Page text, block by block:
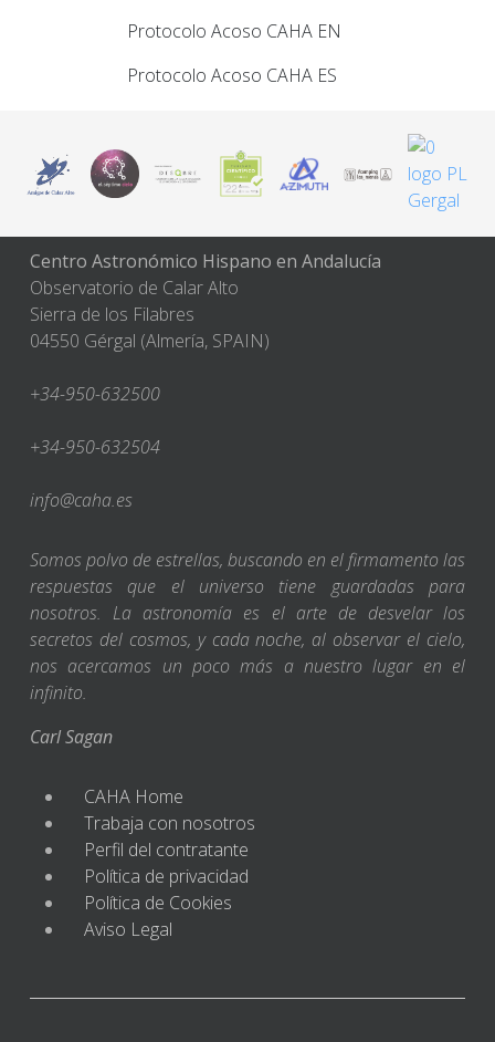
Protocolo Acoso CAHA EN
Protocolo Acoso CAHA ES
Centro Astronómico Hispano en Andalucía
Observatorio de Calar Alto
Sierra de los Filabres
04550 Gérgal (Almería, SPAIN)
+34-950-632500
+34-950-632504
info@caha.es
Somos polvo de estrellas, buscando en el firmamento las
respuestas que el universo tiene guardadas para
nosotros. La astronomía es el arte de desvelar los
secretos del cosmos, y cada noche, al observar el cielo,
nos acercamos un poco más a nuestro lugar en el
infinito.
Carl Sagan
CAHA Home
Trabaja con nosotros
Perfil del contratante
Política de privacidad
Política de Cookies
Aviso Legal